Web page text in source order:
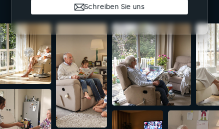
Schreiben Sie uns